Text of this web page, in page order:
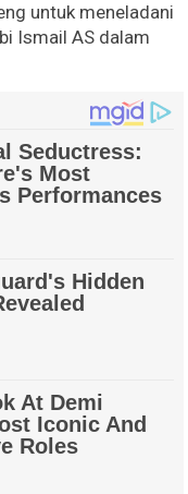
untuk meneladani
Ismail AS dalam